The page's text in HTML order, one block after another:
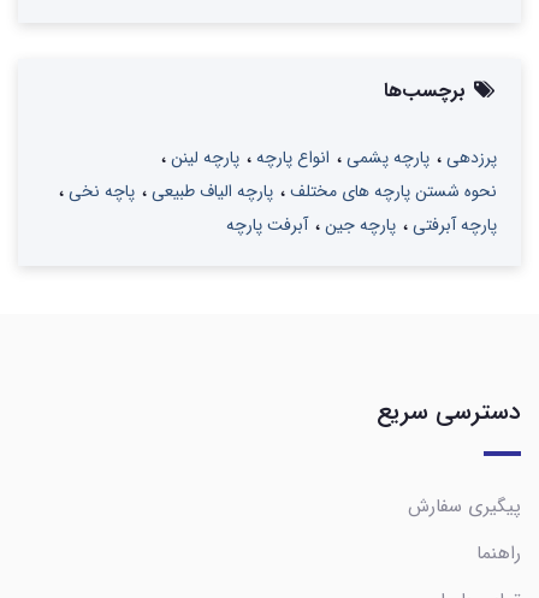
برچسب‌ها
پرزدهی پارچه پشمی انواع پارچه
پارچه لینن
نحوه شستن پارچه های مختلف
پارچه الیاف طبیعی
پاچه نخی
پارچه آبرفتی
پارچه جین آبرفت پارچه
دسترسی سریع
پیگیری سفارش
راهنما